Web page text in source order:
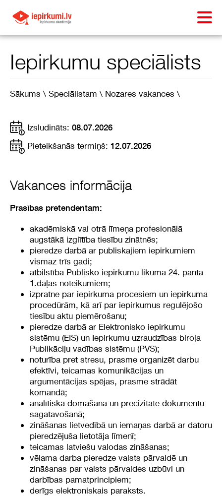
Iepirkumu speciālists
Sākums \ Speciālistam \ Nozares vakances \
Izsludināts: 08.07.2026
Pieteikšanās termiņš: 12.07.2026
Vakances informācija
Prasības pretendentam:
akadēmiskā vai otrā līmeņa profesionālā
augstākā izglītība tiesību zinātnēs;
pieredze darbā ar publiskajiem iepirkumiem
vismaz trīs gadi;
atbilstība Publisko iepirkumu likuma 24. panta
1.daļas noteikumiem;
izpratne par iepirkuma procesiem un iepirkuma
procedūrām, kā arī par iepirkumus regulējošo
tiesību aktu piemērošanu;
pieredze darbā ar Elektronisko iepirkumu
sistēmu (EIS) un Iepirkumu uzraudzības biroja
Publikāciju vadības sistēmu (PVS);
noturība pret stresu, prasme organizēt darbu
efektīvi, teicamas komunikācijas un
argumentācijas spējas, prasme strādāt
komandā;
analītiskā domāšana un precizitāte dokumentu
sagatavošanā;
zināšanas lietvedībā un iemaņas darbā ar datoru
pieredzējuša lietotāja līmenī;
teicamas latviešu valodas zināšanas;
vēlama darba pieredze valsts pārvaldē un
zināšanas par valsts pārvaldes uzbūvi un
darbības pamatprincipiem;
derīgs elektroniskais paraksts.